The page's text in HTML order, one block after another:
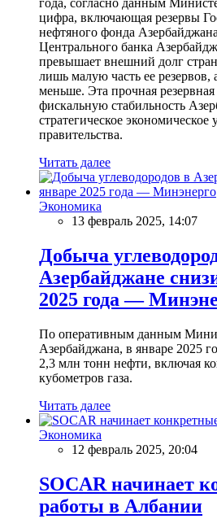
цифра, включающая резервы
нефтяного фонда
Центрального банка
превышает внешний долг
лишь малую часть ее резервов,
меньше. Эта прочная
фискальную стабильность
стратегическое экономическое
правительства.
Читать далее
Экономика
13 февраль 2025, 14:07
Добыча
Азербайджане
2025 года —
По оперативным данным
Азербайджана, в январе 2025
2,3 млн тонн нефти, включая
кубометров газа.
Читать далее
Экономика
12 февраль 2025, 20:04
SOCAR начинает
работы в Албании